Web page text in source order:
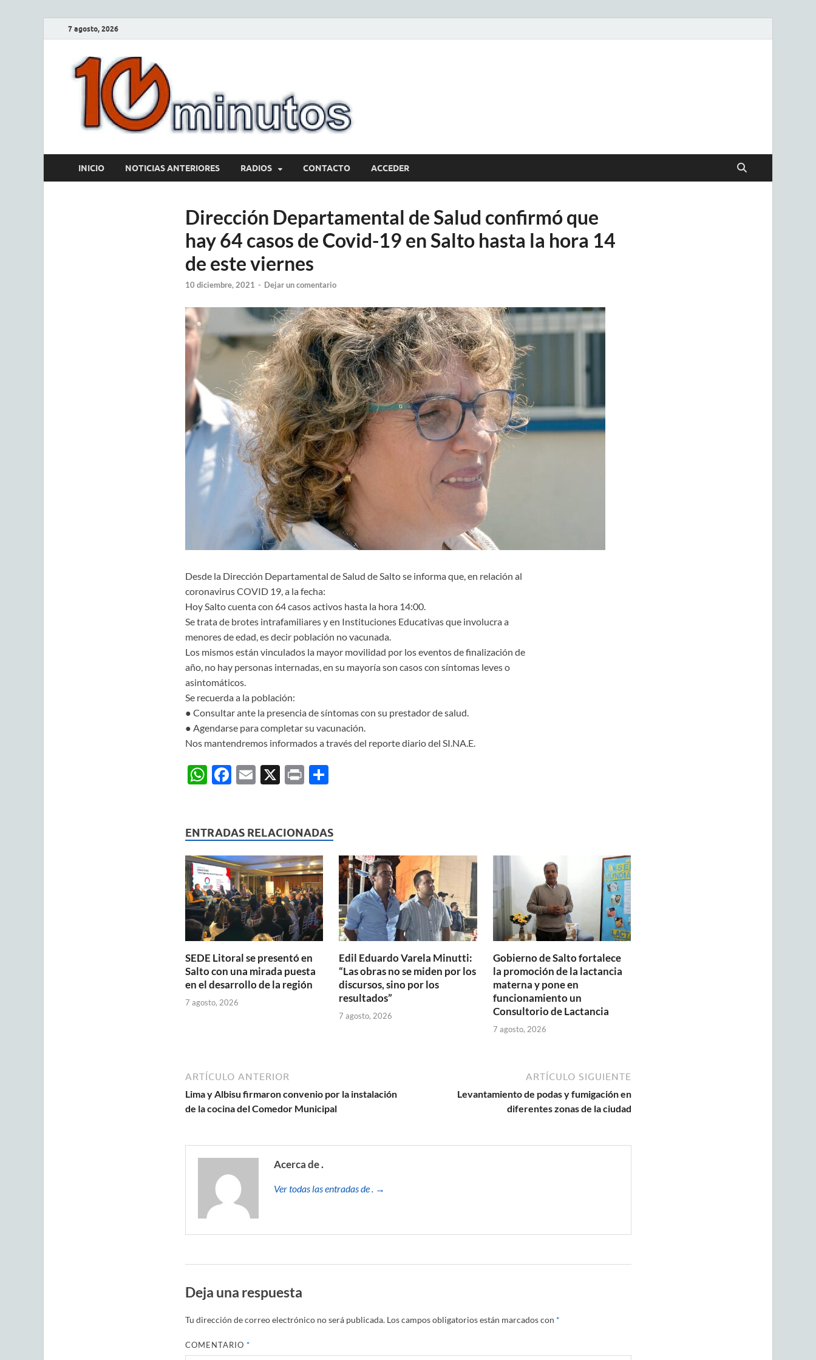
7 agosto, 2026
INICIO NOTICIAS ANTERIORES RADIOS CONTACTO ACCEDER
Dirección Departamental de Salud confirmó que
hay 64 casos de Covid-19 en Salto hasta la hora 14
de este viernes
10 diciembre, 2021 - Dejar un comentario
Desde la Dirección Departamental de Salud de Salto se informa que, en relación al
coronavirus COVID 19, a la fecha:
Hoy Salto cuenta con 64 casos activos hasta la hora 14:00.
Se trata de brotes intrafamiliares y en Instituciones Educativas que involucra a
menores de edad, es decir población no vacunada.
Los mismos están vinculados la mayor movilidad por los eventos de finalización de
año, no hay personas internadas, en su mayoría son casos con síntomas leves o
asintomáticos.
Se recuerda a la población:
● Consultar ante la presencia de síntomas con su prestador de salud.
● Agendarse para completar su vacunación.
Nos mantendremos informados a través del reporte diario del SI.NA.E.
W
s
A
p
p
F
b
o
o
k
E X P C
p
ar
ti
ENTRADAS RELACIONADAS
SEDE Litoral se presentó en
Salto con una mirada puesta
en el desarrollo de la región
7 agosto, 2026
Edil Eduardo Varela Minutti:
“Las obras no se miden por los
discursos, sino por los
resultados”
7 agosto, 2026
Gobierno de Salto fortalece
la promoción de la lactancia
materna y pone en
funcionamiento un
Consultorio de Lactancia
7 agosto, 2026
ARTÍCULO ANTERIOR
Lima y Albisu firmaron convenio por la instalación
de la cocina del Comedor Municipal
ARTÍCULO SIGUIENTE
Levantamiento de podas y fumigación en
diferentes zonas de la ciudad
Acerca de .
Ver todas las entradas de . →
Deja una respuesta
Tu dirección de correo electrónico no será publicada. Los campos obligatorios están marcados con *
COMENTARIO *